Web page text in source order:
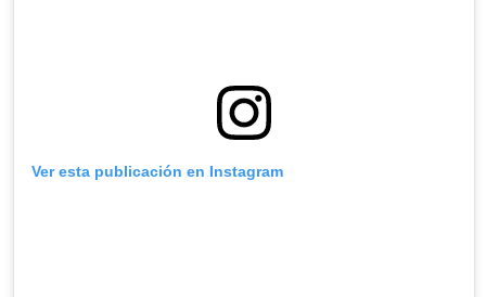
Ver esta publicación en Instagram